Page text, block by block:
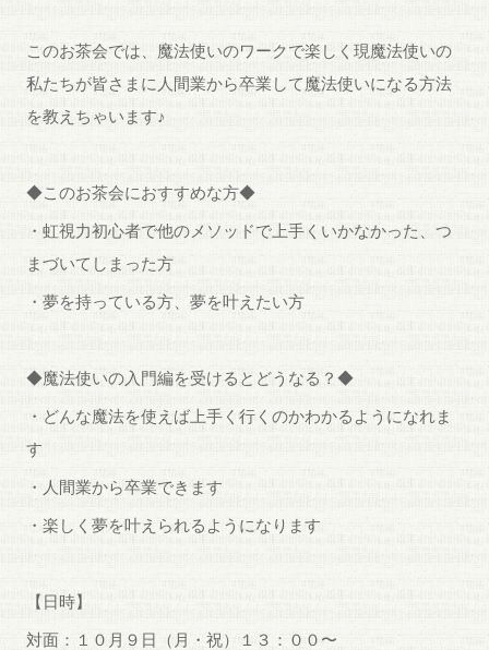
このお茶会では、魔法使いのワークで楽しく現魔法使いの
私たちが皆さまに人間業から卒業して魔法使いになる方法
を教えちゃいます♪
◆このお茶会におすすめな方◆
・虹視力初心者で他のメソッドで上手くいかなかった、つ
まづいてしまった方
・夢を持っている方、夢を叶えたい方
◆魔法使いの入門編を受けるとどうなる？◆
・どんな魔法を使えば上手く行くのかわかるようになれま
す
・人間業から卒業できます
・楽しく夢を叶えられるようになります
【日時】
対面：１０月９日（月・祝）１３：００〜